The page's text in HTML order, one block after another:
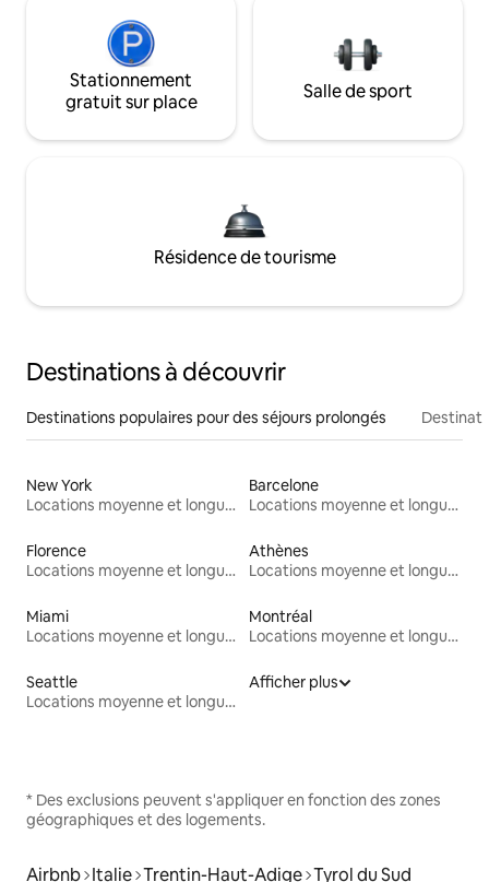
Stationnement
gratuit sur place
Salle de sport
Résidence de tourisme
Destinations à découvrir
Destinations populaires pour des séjours prolongés
New York
Locations moyenne et longue durée
Barcelone
Locations moyenne et longue durée
Florence
Locations moyenne et longue durée
Athènes
Locations moyenne et longue durée
Miami
Locations moyenne et longue durée
Montréal
Locations moyenne et longue durée
Seattle
Locations moyenne et longue durée
Afficher plus
* Des exclusions peuvent s'appliquer en fonction des zones
géographiques et des logements.
Airbnb Italie Trentin-Haut-Adige Tyrol du Sud